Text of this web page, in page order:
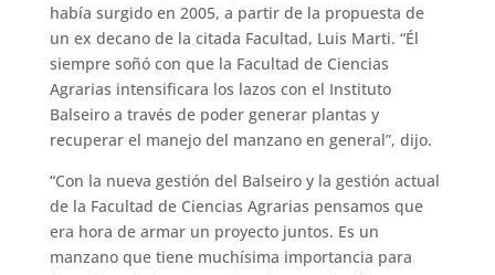
había surgido en 2005, a partir de la propuesta de
un ex decano de la citada Facultad, Luis Marti. “Él
siempre soñó con que la Facultad de Ciencias
Agrarias intensificara los lazos con el Instituto
Balseiro a través de poder generar plantas y
recuperar el manejo del manzano en general”, dijo.
“Con la nueva gestión del Balseiro y la gestión actual
de la Facultad de Ciencias Agrarias pensamos que
era hora de armar un proyecto juntos. Es un
manzano que tiene muchísima importancia para